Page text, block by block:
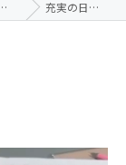
充実の日曜日